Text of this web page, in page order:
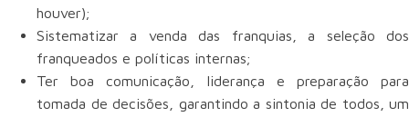
houver);
Sistematizar a venda das franquias, a seleção dos
franqueados e políticas internas;
Ter boa comunicação, liderança e preparação para
tomada de decisões, garantindo a sintonia de todos, um